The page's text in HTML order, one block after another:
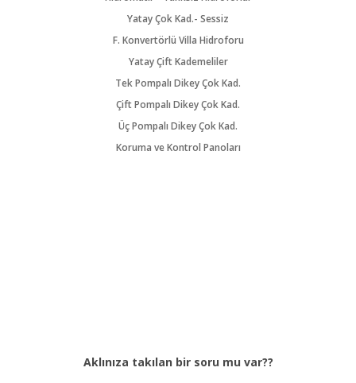
Yatay Çok Kad.- Sessiz
F. Konvertörlü Villa Hidroforu
Yatay Çift Kademeliler
Tek Pompalı Dikey Çok Kad.
Çift Pompalı Dikey Çok Kad.
Üç Pompalı Dikey Çok Kad.
Koruma ve Kontrol Panoları
Aklınıza takılan bir soru mu var??